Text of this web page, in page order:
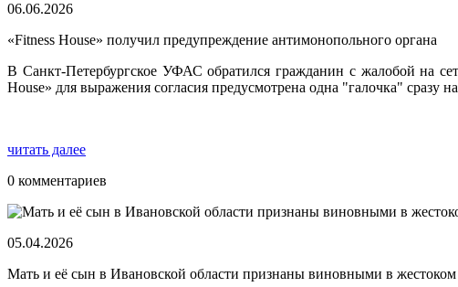
06.06.2026
«Fitness House» получил предупреждение антимонопольного органа
В Санкт-Петербургское УФАС обратился гражданин с жалобой на
House» для выражения согласия предусмотрена одна "галочка" сразу
читать далее
0 комментариев
05.04.2026
Мать и её сын в Ивановской области признаны виновными в жестоком